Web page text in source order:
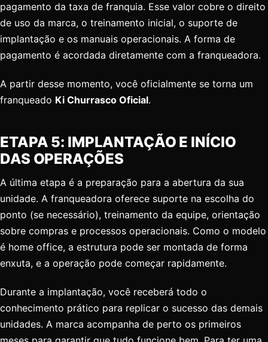
pagamento da taxa de franquia. Esse valor cobre o direito
de uso da marca, o treinamento inicial, o suporte de
implantação e os manuais operacionais. A forma de
pagamento é acordada diretamente com a franqueadora.
A partir desse momento, você oficialmente se torna um
franqueado Ki Churrasco Oficial.
ETAPA 5: IMPLANTAÇÃO E INÍCIO
DAS OPERAÇÕES
A última etapa é a preparação para a abertura da sua
unidade. A franqueadora oferece suporte na escolha do
ponto (se necessário), treinamento da equipe, orientação
sobre compras e processos operacionais. Como o modelo
é home office, a estrutura pode ser montada de forma
enxuta, e a operação pode começar rapidamente.
Durante a implantação, você receberá todo o
conhecimento prático para replicar o sucesso das demais
unidades. A marca acompanha de perto os primeiros